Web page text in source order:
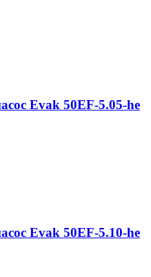
Evak 50EF-5.05-he
Evak 50EF-5.10-he